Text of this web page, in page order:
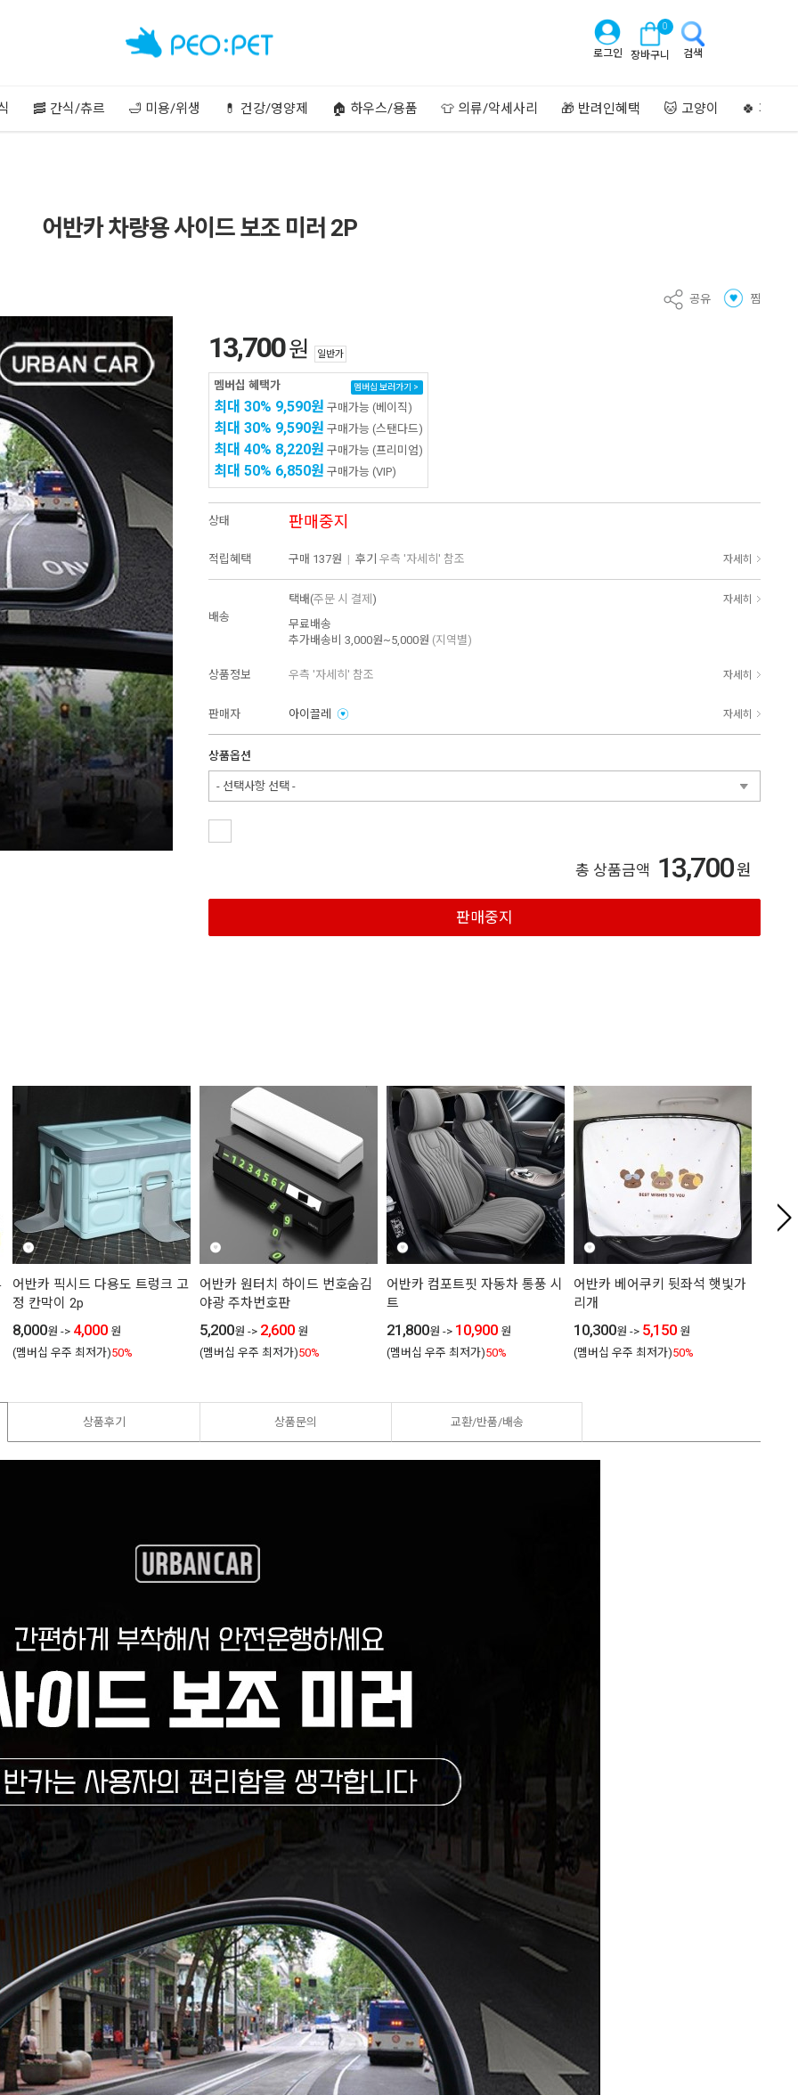
로그인 장바구니
0
검색
🥓 간식/츄르 🛁 미용/위생 💊 건강/영양제 🏠 하우스/용품 👕 의류/악세사리 🎁 반려인혜택 🐱 고양이 🍀 페이
어반카 차량용 사이드 보조 미러 2P
공유 찜
13,700원 일반가
멤버십 혜택가 멤버십 보러가기 >
최대 30% 9,590원 구매가능 (베이직)
최대 30% 9,590원 구매가능 (스탠다드)
최대 40% 8,220원 구매가능 (프리미엄)
최대 50% 6,850원 구매가능 (VIP)
상태 판매중지
적립혜택 구매 137원 | 후기 우측 '자세히' 참조 자세히
배송
택배(주문 시 결제 ) 자세히
무료배송
추가배송비 3,000원~5,000원 (지역별)
상품정보 우측 '자세히' 참조 자세히
판매자 아이끌레 자세히
상품옵션
- 선택사항 선택 -
총 상품금액 13,700원
판매중지
어반카 픽시드 다용도 트렁크 고
정 칸막이 2p
8,000원 -> 4,000 원
(멤버십 우주 최저가)50%
어반카 원터치 하이드 번호숨김
야광 주차번호판
5,200원 -> 2,600 원
(멤버십 우주 최저가)50%
어반카 컴포트핏 자동차 통풍 시
트
21,800원 -> 10,900 원
(멤버십 우주 최저가)50%
어반카 베어쿠키 뒷좌석 햇빛가
리개
10,300원 -> 5,150 원
(멤버십 우주 최저가)50%
상품후기 상품문의 교환/반품/배송